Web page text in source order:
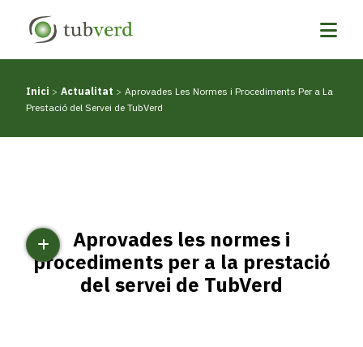
Fil
d'ariadna
Inici Actualitat
Aprovades Les Normes i Procediments Per a La
Prestació del Servei de TubVerd
Aprovades les normes i
procediments per a la prestació
del servei de TubVerd